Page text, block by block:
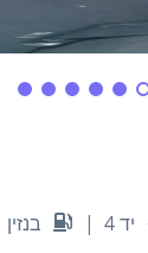
יד 4 |
בנזין